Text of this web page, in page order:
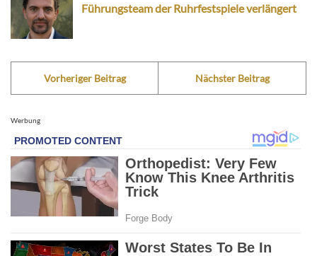
Führungsteam der Ruhrfestspiele verlängert
Vorheriger Beitrag Nächster Beitrag
Werbung